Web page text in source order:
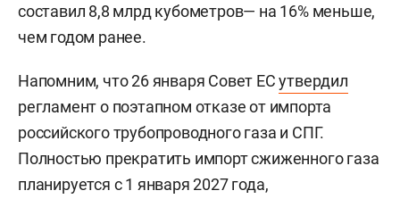
составил 8,8 млрд кубометров— на 16% меньше,
чем годом ранее.
Напомним, что 26 января Совет ЕСутвердил
регламент о поэтапном отказе от импорта
российского трубопроводного газа и СПГ.
Полностью прекратить импорт сжиженного газа
планируется с 1 января 2027 года,